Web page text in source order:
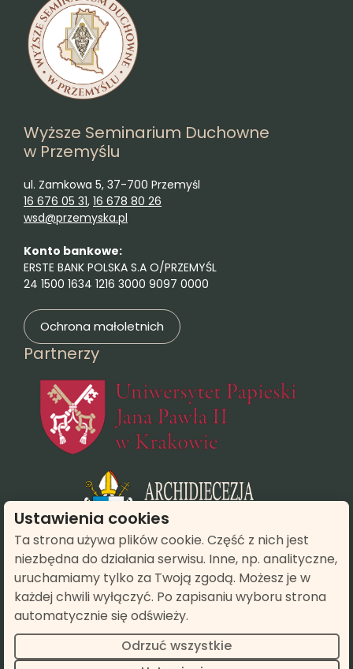
Wyższe Seminarium Duchowne
w Przemyślu
ul. Zamkowa 5, 37-700 Przemyśl
16 676 05 31, 16 678 80 26
wsd@przemyska.pl
Konto bankowe:
ERSTE BANK POLSKA S.A O/PRZEMYŚL
24 1500 1634 1216 3000 9097 0000
Ochrona małoletnich
Partnerzy
(otwiera się w
© 2026 Wyższe Seminarium Duchowe / Instytut Teologiczny w
Ustawienia cookies
Ta strona używa plików cookie. Część z nich jest
niezbędna do działania serwisu. Inne, np. analityczne,
uruchamiamy tylko za Twoją zgodą. Możesz je w
każdej chwili wyłączyć. Po zapisaniu wyboru strona
automatycznie się odświeży.
Odrzuć wszystkie